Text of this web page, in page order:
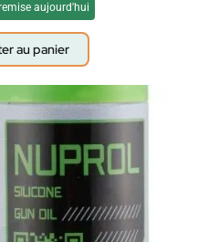
aujourd'hui
au panier